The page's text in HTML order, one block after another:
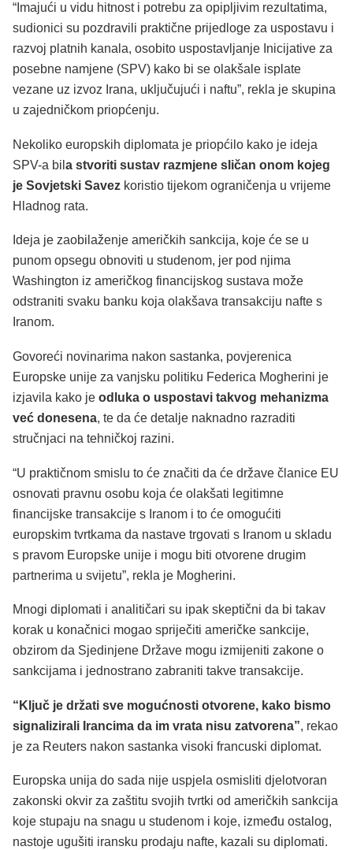
“Imajući u vidu hitnost i potrebu za opipljivim rezultatima,
sudionici su pozdravili praktične prijedloge za uspostavu i
razvoj platnih kanala, osobito uspostavljanje Inicijative za
posebne namjene (SPV) kako bi se olakšale isplate
vezane uz izvoz Irana, uključujući i naftu”, rekla je skupina
u zajedničkom priopćenju.
Nekoliko europskih diplomata je priopćilo kako je ideja
SPV-a bil a stvoriti sustav razmjene sličan onom kojeg
je Sovjetski Savez koristio tijekom ograničenja u vrijeme
Hladnog rata.
Ideja je zaobilaženje američkih sankcija, koje će se u
punom opsegu obnoviti u studenom, jer pod njima
Washington iz američkog financijskog sustava može
odstraniti svaku banku koja olakšava transakciju nafte s
Iranom.
Govoreći novinarima nakon sastanka, povjerenica
Europske unije za vanjsku politiku Federica Mogherini je
izjavila kako je odluka o uspostavi takvog mehanizma
već donesena, te da će detalje naknadno razraditi
stručnjaci na tehničkoj razini.
“U praktičnom smislu to će značiti da će države članice EU
osnovati pravnu osobu koja će olakšati legitimne
financijske transakcije s Iranom i to će omogućiti
europskim tvrtkama da nastave trgovati s Iranom u skladu
s pravom Europske unije i mogu biti otvorene drugim
partnerima u svijetu”, rekla je Mogherini.
Mnogi diplomati i analitičari su ipak skeptični da bi takav
korak u konačnici mogao spriječiti američke sankcije,
obzirom da Sjedinjene Države mogu izmijeniti zakone o
sankcijama i jednostrano zabraniti takve transakcije.
“Ključ je držati sve mogućnosti otvorene, kako bismo
signalizirali Irancima da im vrata nisu zatvorena”, rekao
je za Reuters nakon sastanka visoki francuski diplomat.
Europska unija do sada nije uspjela osmisliti djelotvoran
zakonski okvir za zaštitu svojih tvrtki od američkih sankcija
koje stupaju na snagu u studenom i koje, između ostalog,
nastoje ugušiti iransku prodaju nafte, kazali su diplomati.